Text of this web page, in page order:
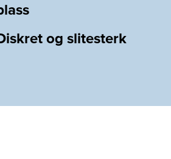
og slitesterk